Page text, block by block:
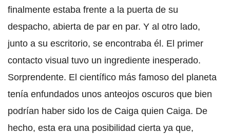
finalmente estaba frente a la puerta de su
despacho, abierta de par en par. Y al otro lado,
junto a su escritorio, se encontraba él. El primer
contacto visual tuvo un ingrediente inesperado.
Sorprendente. El científico más famoso del planeta
tenía enfundados unos anteojos oscuros que bien
podrían haber sido los de Caiga quien Caiga. De
hecho, esta era una posibilidad cierta ya que,